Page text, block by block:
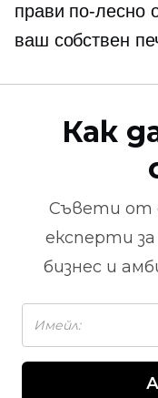
прави по-лесно
ваш собствен
Как
Съвети от
експерти
бизнес и